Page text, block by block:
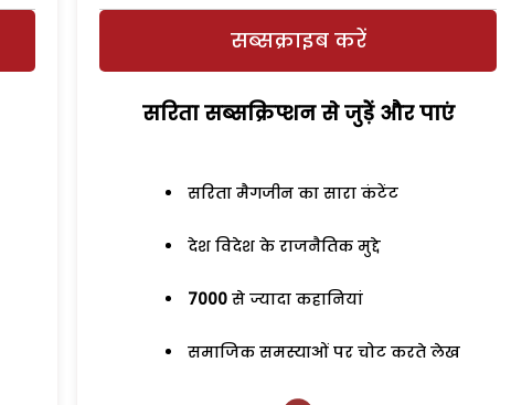
सब्सक्राइब करें
सरिता सब्सक्रिप्शन से जुड़ेें और पाएं
सरिता मैगजीन का सारा कंटेंट
देश विदेश के राजनैतिक मुद्दे
7000 से ज्यादा कहानियां
समाजिक समस्याओं पर चोट करते लेख